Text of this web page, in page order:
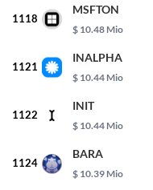
1118
MSFTON
$ 10.48 Mio
1121
INALPHA
$ 10.44 Mio
1122
INIT
$ 10.44 Mio
1124
BARA
$ 10.39 Mio